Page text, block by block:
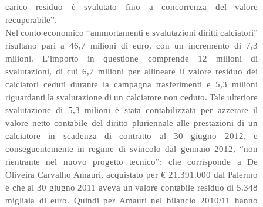
carico residuo è svalutato fino a concorrenza del valore
recuperabile”.
Nel conto economico “ammortamenti e svalutazioni diritti calciatori”
risultano pari a 46,7 milioni di euro, con un incremento di 7,3
milioni. L’importo in questione comprende 12 milioni di
svalutazioni, di cui 6,7 milioni per allineare il valore residuo dei
calciatori ceduti durante la campagna trasferimenti e 5,3 milioni
riguardanti la svalutazione di un calciatore non ceduto. Tale ulteriore
svalutazione di 5,3 milioni è stata contabilizzata per azzerare il
valore netto contabile del diritto pluriennale alle prestazioni di un
calciatore in scadenza di contratto al 30 giugno 2012, e
conseguentemente in regime di svincolo dal gennaio 2012, “non
rientrante nel nuovo progetto tecnico”: che corrisponde a De
Oliveira Carvalho Amauri, acquistato per € 21.391.000 dal Palermo
e che al 30 giugno 2011 aveva un valore contabile residuo di 5.348
migliaia di euro. Quindi per Amauri nel bilancio 2010/11 hanno